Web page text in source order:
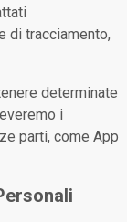
di tracciamento,
determinate
i
parti, come App